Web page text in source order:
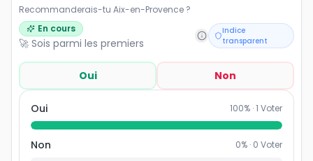
Recommanderais-tu Aix-en-Provence ?
En cours
🚀 Sois parmi les premiers
Indice
transparent
Oui Non
Oui 100% ·1 Voter
Non 0% · 0 Voter